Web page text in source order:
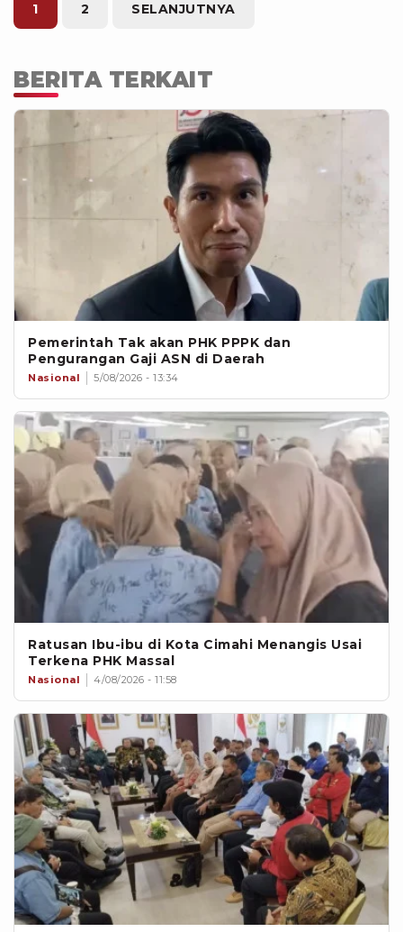
1 2 SELANJUTNYA
BERITA TERKAIT
Pemerintah Tak akan PHK PPPK dan
Pengurangan Gaji ASN di Daerah
Nasional 5/08/2026 - 13:34
Ratusan Ibu-ibu di Kota Cimahi Menangis Usai
Terkena PHK Massal
Nasional 4/08/2026 - 11:58